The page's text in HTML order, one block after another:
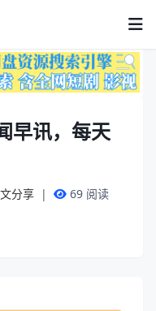
早讯，每天
分享 |
69 阅读